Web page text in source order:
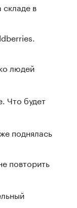
в
людей
Что будет
поднялась
повторить